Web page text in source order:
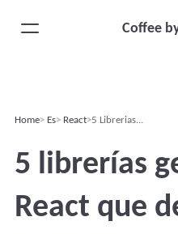
Coffee
Home Es React 5 Librerias...
5 librerías
React que